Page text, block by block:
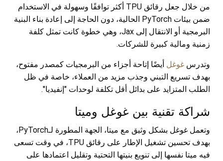
من خلال جعل رقائق TPU أكثر توافقًا وسهولة في الاستخدام
ضمن بيئات PyTorch الحالية، دون الحاجة إلى إعادة بناء البنية
البرمجية أو الانتقال إلى Jax، وهي خطوة كانت تمثل كلفة
زمنية ومالية كبيرة للشركات.
وتدرس غوغل أيضًا إتاحة أجزاء من البرمجيات كمصدر مفتوح،
بهدف تسريع التبني وجذب مزيد من العملاء، خاصة في ظل
الطلب المتزايد على بدائل أقل تكلفة لوحدات "إنفيديا".
شراكة تقنية بين غوغل وميتا
وتعمل غوغل بشكل وثيق مع ميتا، الجهة المطورة لـPyTorch،
بهدف تحسين تشغيل الإطار على رقائق TPU، في وقت تسعى
فيه ميتا نفسها إلى تنويع بنيتها التحتية وتقليل اعتمادها على